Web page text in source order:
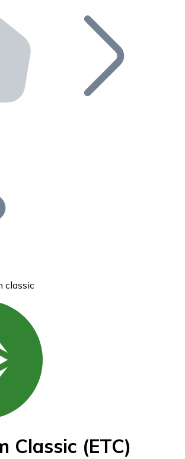
automatiques Bitnovo
ATM Bitnovo dans votre entreprise et
API dans votre écosystème.
réseau de distributeurs et
de votre projet à notre service
classic
Classic (ETC)